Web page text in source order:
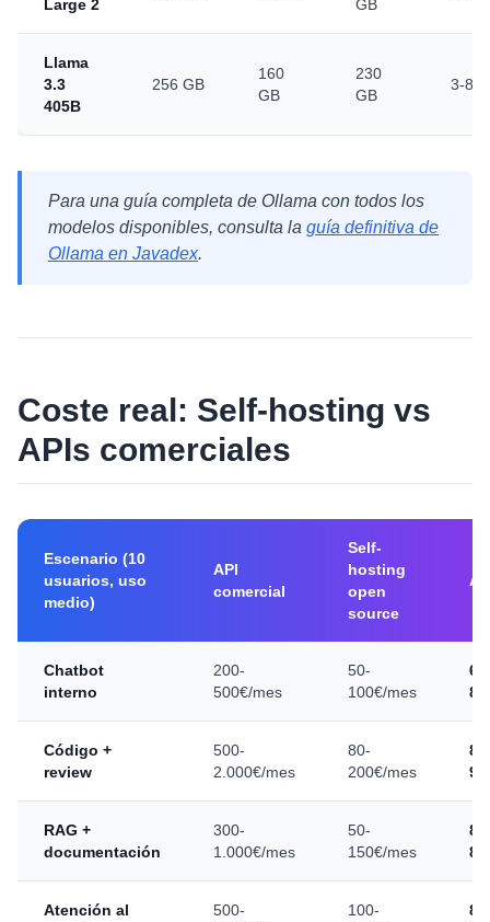
Large 2
GB
Llama
3.3
405B
256 GB
160
GB
230
GB
3-8
Para una guía completa de Ollama con todos los
modelos disponibles, consulta la guía definitiva de
Ollama en Javadex.
Coste real: Self-hosting vs
APIs comerciales
Escenario (10
usuarios, uso
medio)
API
comercial
Self-
hosting
open
source
Chatbot
interno
200-
500€/mes
50-
100€/mes
Código +
review
500-
2.000€/mes
80-
200€/mes
RAG +
documentación
300-
1.000€/mes
50-
150€/mes
Atención al
500-
100-